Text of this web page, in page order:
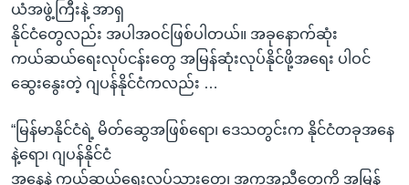
ယံအဖွဲ့ကြီးနဲ့ အာရှ
နိုင်ငံတွေလည်း အပါအဝင်ဖြစ်ပါတယ်။ အခုနောက်ဆုံး
ကယ်ဆယ်ရေးလုပ်ငန်းတွေ အမြန်ဆုံးလုပ်နိုင်ဖို့အရေး ပါဝင်
ဆွေးနွေးတဲ့ ဂျပန်နိုင်ငံကလည်း …
“မြန်မာနိုင်ငံရဲ့ မိတ်ဆွေအဖြစ်ရော၊ ဒေသတွင်းက နိုင်ငံတခုအနေ
နဲ့ရော၊ ဂျပန်နိုင်ငံ
အနေနဲ့ ကယ်ဆယ်ရေးလုပ်သားတွေ၊ အကူအညီတွေကို အမြန်